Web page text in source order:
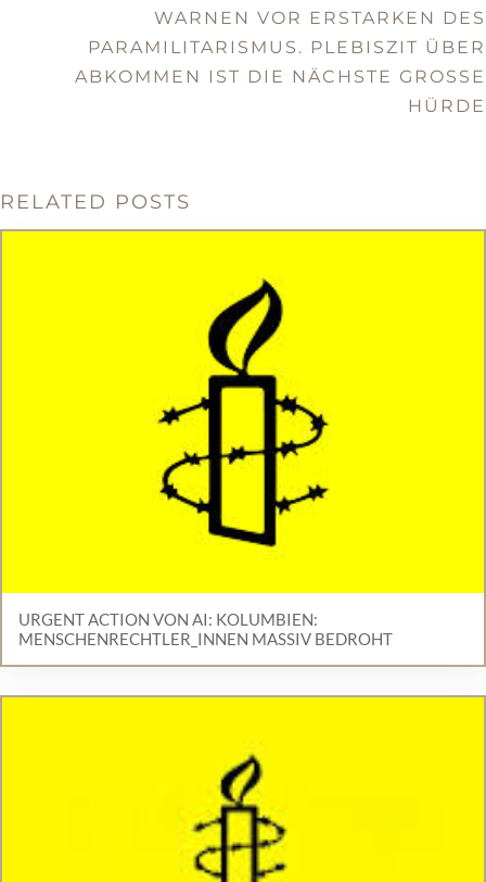
ARNEN VOR ERSTARKEN DES P
ARAMILITARISMUS. PLEBISZIT ÜBER A
BKOMMEN IST DIE NÄCHSTE GROSSE HÜ
RDE
RELATED POSTS
URGENT ACTION VON AI: KOLUMBIEN:
MENSCHENRECHTLER_INNEN MASSIV BEDROHT